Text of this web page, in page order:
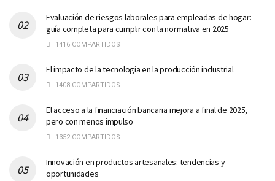
Evaluación de riesgos laborales para empleadas de hogar:
guía completa para cumplir con la normativa en 2025
1416 COMPARTIDOS
El impacto de la tecnología en la producción industrial
1408 COMPARTIDOS
El acceso a la financiación bancaria mejora a final de 2025,
pero con menos impulso
1352 COMPARTIDOS
Innovación en productos artesanales: tendencias y
oportunidades